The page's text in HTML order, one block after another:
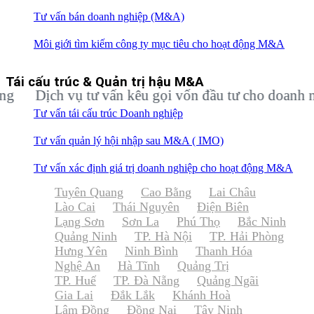
Tư vấn bán doanh nghiệp (M&A)
Môi giới tìm kiếm công ty mục tiêu cho hoạt động M&A
Tái cấu trúc & Quản trị hậu M&A
Tư vấn tái cấu trúc Doanh nghiệp
Tư vấn quản lý hội nhập sau M&A ( IMO)
Tư vấn xác định giá trị doanh nghiệp cho hoạt động M&A
vụ tư vấn kêu gọi vốn đầu tư cho doanh
Tuyên Quang Cao Bằng
Lai Châu
Lào Cai
Thái Nguyên
Điện Biên
Lạng Sơn
Sơn La Phú Thọ
Bắc Ninh
Quảng Ninh
TP. Hà Nội
TP. Hải Phòng
Hưng Yên
Ninh Bình
Thanh Hóa
Nghệ An
Hà Tĩnh
Quảng Trị
TP. Huế
TP. Đà Nẵng
Quảng Ngãi
Gia Lai
Đắk Lắk
Khánh Hoà
Lâm Đồng
Đồng Nai Tây Ninh